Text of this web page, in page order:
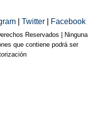
Twitter Facebook
Reservados | Ninguna
que contiene podrá ser